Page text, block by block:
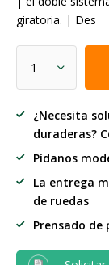
giratoria. | Des
¿Necesita
duraderas?
Pídanos
La entrega
de ruedas
Prensado de